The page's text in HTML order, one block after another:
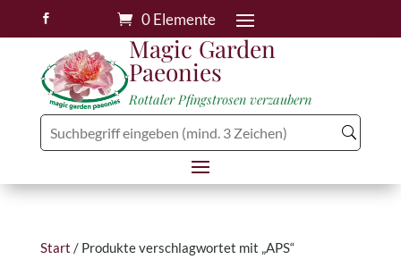
 0 Elemente
Magic Garden
Paeonies
Rottaler Pfingstrosen verzaubern
Start / Produkte verschlagwortet mit „APS“